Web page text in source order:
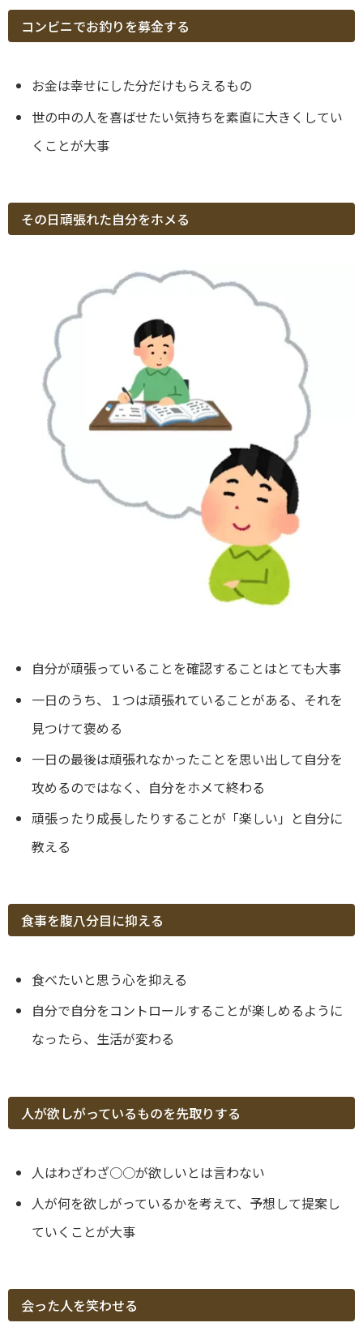
コンビニでお釣りを募金する
お金は幸せにした分だけもらえるもの
世の中の人を喜ばせたい気持ちを素直に大きくしてい
くことが大事
その日頑張れた自分をホメる
自分が頑張っていることを確認することはとても大事
一日のうち、１つは頑張れていることがある、それを
見つけて褒める
一日の最後は頑張れなかったことを思い出して自分を
攻めるのではなく、自分をホメて終わる
頑張ったり成長したりすることが「楽しい」と自分に
教える
食事を腹八分目に抑える
食べたいと思う心を抑える
自分で自分をコントロールすることが楽しめるように
なったら、生活が変わる
人が欲しがっているものを先取りする
人はわざわざ○○が欲しいとは言わない
人が何を欲しがっているかを考えて、予想して提案し
ていくことが大事
会った人を笑わせる